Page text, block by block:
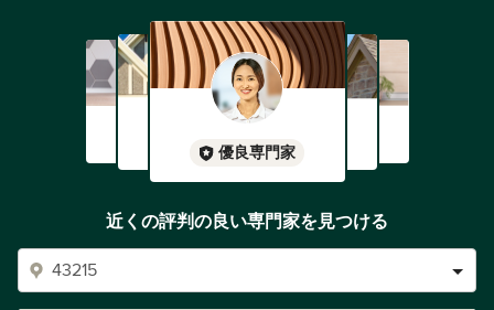
優良専門家
近くの評判の良い専門家を見つける